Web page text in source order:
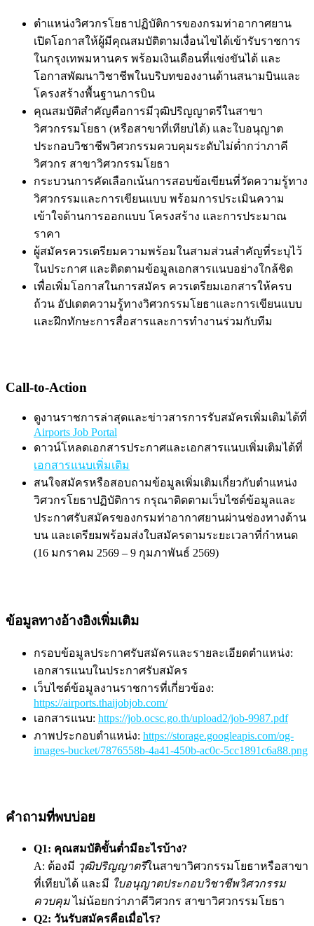
ตำแหน่งวิศวกรโยธาปฏิบัติการของกรมท่าอากาศยาน
เปิดโอกาสให้ผู้มีคุณสมบัติตามเงื่อนไขได้เข้ารับราชการ
ในกรุงเทพมหานคร พร้อมเงินเดือนที่แข่งขันได้ และ
โอกาสพัฒนาวิชาชีพในบริบทของงานด้านสนามบินและ
โครงสร้างพื้นฐานการบิน
คุณสมบัติสำคัญคือการมีวุฒิปริญญาตรีในสาขา
วิศวกรรมโยธา (หรือสาขาที่เทียบได้) และใบอนุญาต
ประกอบวิชาชีพวิศวกรรมควบคุมระดับไม่ต่ำกว่าภาคี
วิศวกร สาขาวิศวกรรมโยธา
กระบวนการคัดเลือกเน้นการสอบข้อเขียนที่วัดความรู้ทาง
วิศวกรรมและการเขียนแบบ พร้อมการประเมินความ
เข้าใจด้านการออกแบบ โครงสร้าง และการประมาณ
ราคา
ผู้สมัครควรเตรียมความพร้อมในสามส่วนสำคัญที่ระบุไว้
ในประกาศ และติดตามข้อมูลเอกสารแนบอย่างใกล้ชิด
เพื่อเพิ่มโอกาสในการสมัคร ควรเตรียมเอกสารให้ครบ
ถ้วน อัปเดตความรู้ทางวิศวกรรมโยธาและการเขียนแบบ
และฝึกทักษะการสื่อสารและการทำงานร่วมกับทีม
Call-to-Action
ดูงานราชการล่าสุดและข่าวสารการรับสมัครเพิ่มเติมได้ที่
Airports Job Portal
ดาวน์โหลดเอกสารประกาศและเอกสารแนบเพิ่มเติมได้ที่
เอกสารแนบเพิ่มเติม
สนใจสมัครหรือสอบถามข้อมูลเพิ่มเติมเกี่ยวกับตำแหน่ง
วิศวกรโยธาปฏิบัติการ กรุณาติดตามเว็บไซต์ข้อมูลและ
ประกาศรับสมัครของกรมท่าอากาศยานผ่านช่องทางด้าน
บน และเตรียมพร้อมส่งใบสมัครตามระยะเวลาที่กำหนด
(16 มกราคม 2569 – 9 กุมภาพันธ์ 2569)
ข้อมูลทางอ้างอิงเพิ่มเติม
กรอบข้อมูลประกาศรับสมัครและรายละเอียดตำแหน่ง:
เอกสารแนบในประกาศรับสมัคร
เว็บไซต์ข้อมูลงานราชการที่เกี่ยวข้อง:
https://airports.thaijobjob.com/
เอกสารแนบ: https://job.ocsc.go.th/upload2/job-9987.pdf
ภาพประกอบตำแหน่ง: https://storage.googleapis.com/og-
images-bucket/7876558b-4a41-450b-ac0c-5cc1891c6a88.png
คำถามที่พบบ่อย
Q1: คุณสมบัติขั้นต่ำมีอะไรบ้าง?
A: ต้องมี วุฒิปริญญาตรีในสาขาวิศวกรรมโยธาหรือสาขา
ที่เทียบได้ และมี ใบอนุญาตประกอบวิชาชีพวิศวกรรม
ควบคุมไม่น้อยกว่าภาคีวิศวกร สาขาวิศวกรรมโยธา
Q2: วันรับสมัครคือเมื่อไร?